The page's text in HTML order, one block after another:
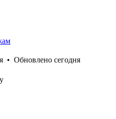
• Обновлено сегодня